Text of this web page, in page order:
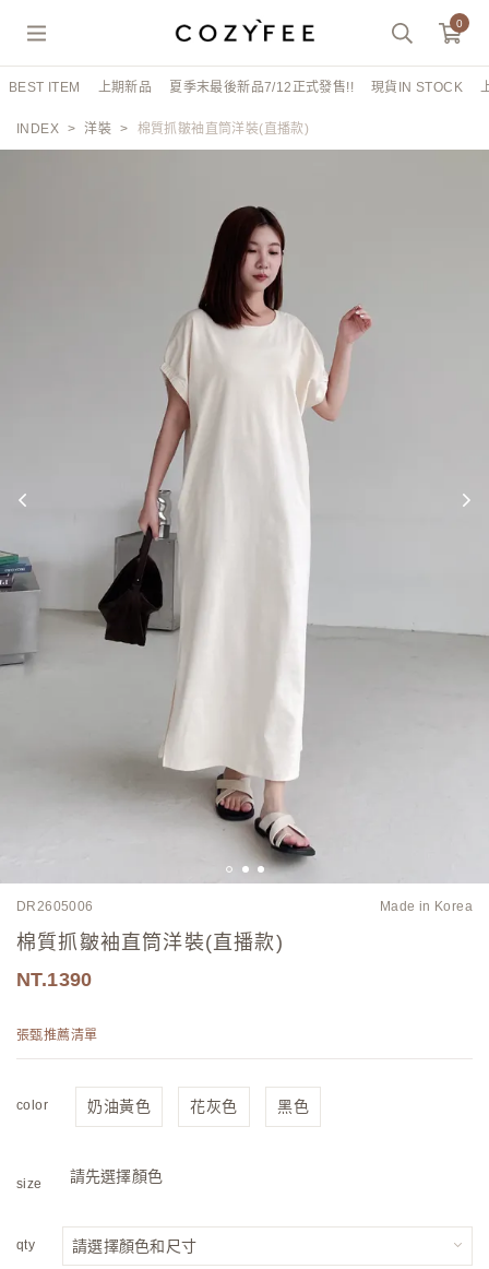
0
BEST ITEM 上期新品 夏季末最後新品7/12正式發售!! 現貨IN STOCK
INDEX 洋裝 棉質抓皺袖直筒洋裝(直播款)
DR2605006 Made in Korea
棉質抓皺袖直筒洋裝(直播款)
1390
張甄推薦清單
color 奶油黃色 花灰色 黑色
size 請先選擇顏色
qty